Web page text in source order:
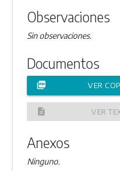
Observaciones
Sin observaciones.
Documentos
picture_as_pdf VER
description VER
Anexos
Ninguno.